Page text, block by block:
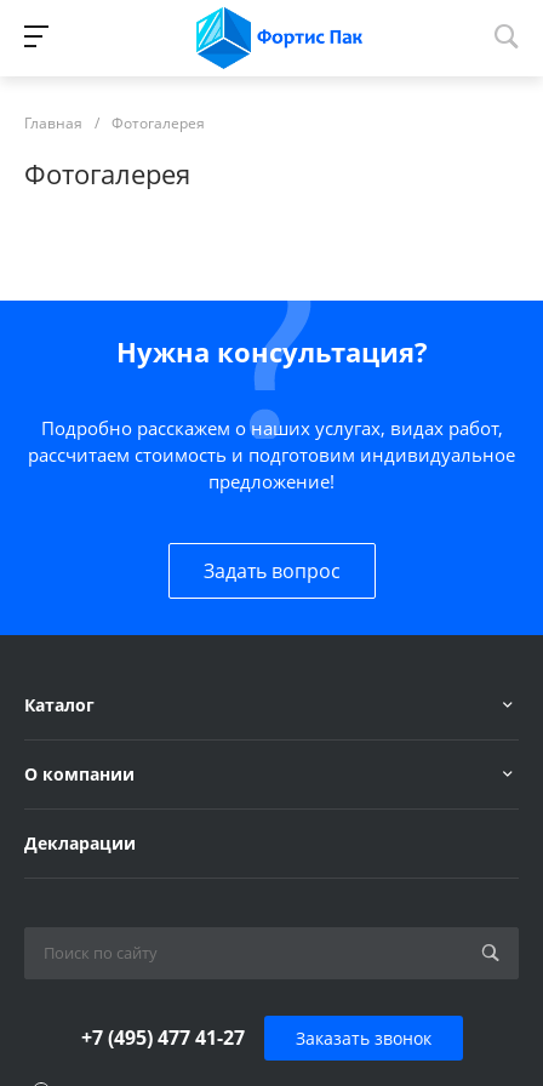
Главная / Фотогалерея
Фотогалерея
Нужна консультация?
Подробно расскажем о наших услугах, видах работ,
рассчитаем стоимость и подготовим индивидуальное
предложение!
Задать вопрос
Каталог
О компании
Декларации
+7 (495) 477 41-27 Заказать звонок